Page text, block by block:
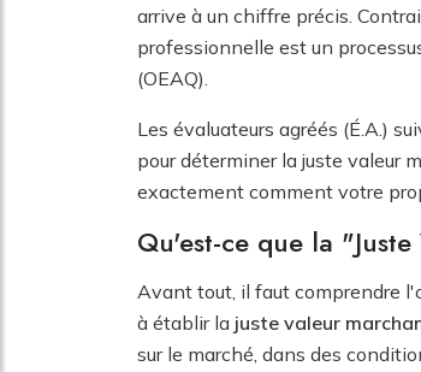
arrive à un chiffre précis.
professionnelle est un
(OEAQ).
Les évaluateurs agréés (É.A.)
pour déterminer la juste valeur
exactement comment votre
Qu'est-ce que la
Avant tout, il faut comprendre
à établir la juste valeur
sur le marché, dans des